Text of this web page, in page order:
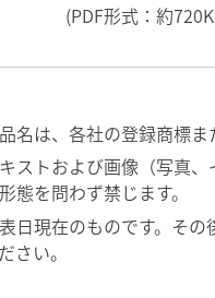
(PDF形式：約
名は、各社の登録商標ま
ストおよび画像（写真
態を問わず禁じます。
日現在のものです。そ
さい。